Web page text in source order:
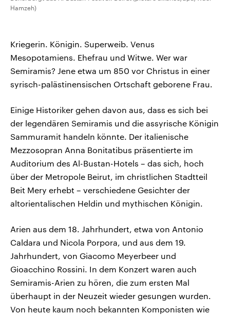
Hamzeh)
Kriegerin. Königin. Superweib. Venus
Mesopotamiens. Ehefrau und Witwe. Wer war
Semiramis? Jene etwa um 850 vor Christus in einer
syrisch-palästinensischen Ortschaft geborene Frau.
Einige Historiker gehen davon aus, dass es sich bei
der legendären Semiramis und die assyrische Königin
Sammuramit handeln könnte. Der italienische
Mezzosopran Anna Bonitatibus präsentierte im
Auditorium des Al-Bustan-Hotels – das sich, hoch
über der Metropole Beirut, im christlichen Stadtteil
Beit Mery erhebt – verschiedene Gesichter der
altorientalischen Heldin und mythischen Königin.
Arien aus dem 18. Jahrhundert, etwa von Antonio
Caldara und Nicola Porpora, und aus dem 19.
Jahrhundert, von Giacomo Meyerbeer und
Gioacchino Rossini. In dem Konzert waren auch
Semiramis-Arien zu hören, die zum ersten Mal
überhaupt in der Neuzeit wieder gesungen wurden.
Von heute kaum noch bekannten Komponisten wie